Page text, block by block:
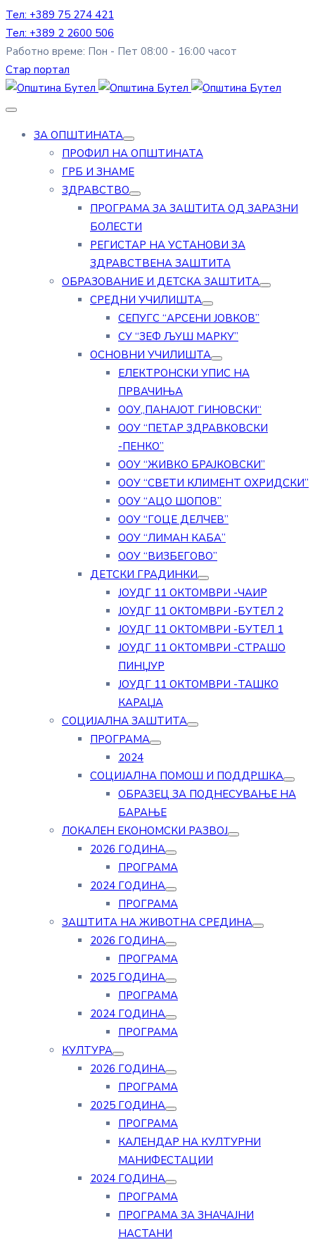
Тел: +389 75 274 421
Тел: +389 2 2600 506
Работно време: Пон - Пет 08:00 - 16:00 часот
Стар портал
ЗА ОПШТИНАТА
ПРОФИЛ НА ОПШТИНАТА
ГРБ И ЗНАМЕ
ЗДРАВСТВО
ПРОГРАМА ЗА ЗАШТИТА ОД ЗАРАЗНИ
БОЛЕСТИ
РЕГИСТАР НА УСТАНОВИ ЗА
ЗДРАВСТВЕНА ЗАШТИТА
ОБРАЗОВАНИЕ И ДЕТСКА ЗАШТИТА
СРЕДНИ УЧИЛИШТА
СЕПУГС “АРСЕНИ ЈОВКОВ”
СУ “ЗЕФ ЉУШ МАРКУ”
ОСНОВНИ УЧИЛИШТА
ЕЛЕКТРОНСКИ УПИС НА
ПРВАЧИЊА
ООУ„ПАНАЈОТ ГИНОВСКИ“
ООУ “ПЕТАР ЗДРАВКОВСКИ
-ПЕНКО”
ООУ “ЖИВКО БРАЈКОВСКИ”
ООУ “СВЕТИ КЛИМЕНТ ОХРИДСКИ”
ООУ “АЦО ШОПОВ”
ООУ “ГОЦЕ ДЕЛЧЕВ”
ООУ “ЛИМАН КАБА”
ООУ “ВИЗБЕГОВО”
ДЕТСКИ ГРАДИНКИ
ЈОУДГ 11 ОКТОМВРИ -ЧАИР
ЈОУДГ 11 ОКТОМВРИ -БУТЕЛ 2
ЈОУДГ 11 ОКТОМВРИ -БУТЕЛ 1
ЈОУДГ 11 ОКТОМВРИ -СТРАШО
ПИНЏУР
ЈОУДГ 11 ОКТОМВРИ -ТАШКО
КАРАЏА
СОЦИЈАЛНА ЗАШТИТА
ПРОГРАМА
2024
СОЦИЈАЛНА ПОМОШ И ПОДДРШКА
ОБРАЗЕЦ ЗА ПОДНЕСУВАЊЕ НА
БАРАЊЕ
ЛОКАЛЕН ЕКОНОМСКИ РАЗВОЈ
2026 ГОДИНА
ПРОГРАМА
2024 ГОДИНА
ПРОГРАМА
ЗАШТИТА НА ЖИВОТНА СРЕДИНА
2026 ГОДИНА
ПРОГРАМА
2025 ГОДИНА
ПРОГРАМА
2024 ГОДИНА
ПРОГРАМА
КУЛТУРА
2026 ГОДИНА
ПРОГРАМА
2025 ГОДИНА
ПРОГРАМА
КАЛЕНДАР НА КУЛТУРНИ
МАНИФЕСТАЦИИ
2024 ГОДИНА
ПРОГРАМА
ПРОГРАМА ЗА ЗНАЧАЈНИ
НАСТАНИ